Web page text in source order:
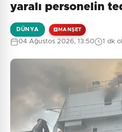
yaralı personelin
DÜNYA MANŞET
04 Ağustos 2026, 13:50 1 dk